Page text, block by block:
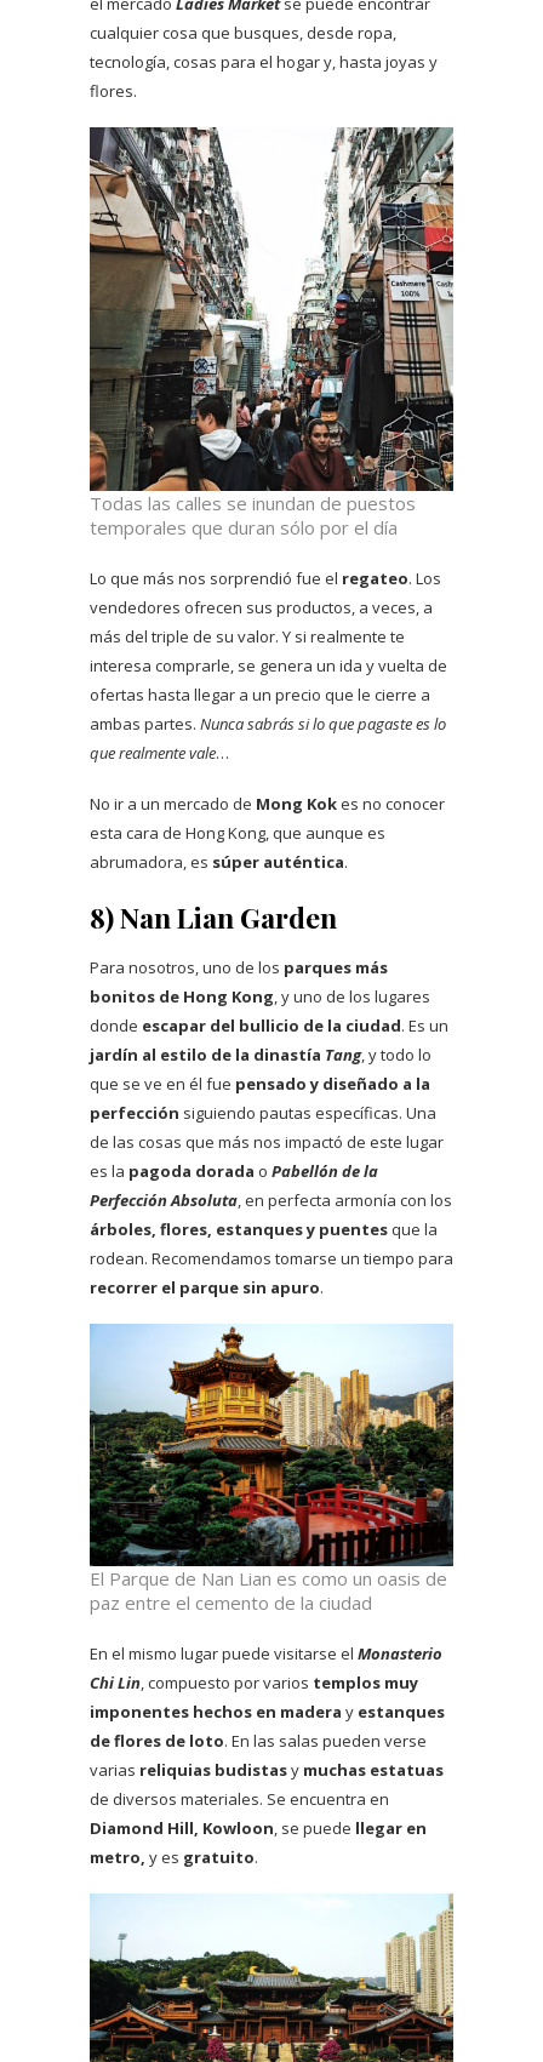
cualquier cosa que busques, desde ropa,
tecnología, cosas para el hogar y, hasta joyas y
flores.
Todas las calles se inundan de puestos
temporales que duran sólo por el día
Lo que más nos sorprendió fue el regateo. Los
vendedores ofrecen sus productos, a veces, a
más del triple de su valor. Y si realmente te
interesa comprarle, se genera un ida y vuelta de
ofertas hasta llegar a un precio que le cierre a
ambas partes. Nunca sabrás si lo que pagaste es lo
que realmente vale…
No ir a un mercado de Mong Kokes no conocer
esta cara de Hong Kong, que aunque es
abrumadora, es súper auténtica.
8) Nan Lian Garden
Para nosotros, uno de los parques más
bonitos de Hong Kong, y uno de los lugares
donde escapar del bullicio de la ciudad. Es un
jardín al estilo de la dinastía Tang, y todo lo
que se ve en él fue pensado y diseñado a la
perfección siguiendo pautas específicas. Una
de las cosas que más nos impactó de este lugar
es la pagoda dorada o Pabellón de la
Perfección Absoluta, en perfecta armonía con los
árboles, flores, estanques y puentesque la
rodean. Recomendamos tomarse un tiempo para
recorrer el parque sin apuro.
El Parque de Nan Lian es como un oasis de
paz entre el cemento de la ciudad
En el mismo lugar puede visitarse el Monasterio
Chi Lin, compuesto por varios templos muy
imponentes hechos en madera y estanques
de flores de loto. En las salas pueden verse
varias reliquias budistasy muchas estatuas
de diversos materiales. Se encuentra en
Diamond Hill, Kowloon, se puede llegar en
metro, y es gratuito.